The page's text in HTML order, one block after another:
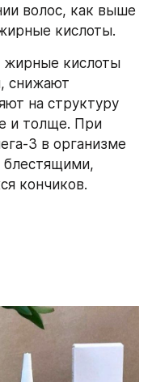
волос, как выше
кислоты.
кислоты
снижают
на структуру
и толще. При
3 в организме
блестящими,
кончиков.